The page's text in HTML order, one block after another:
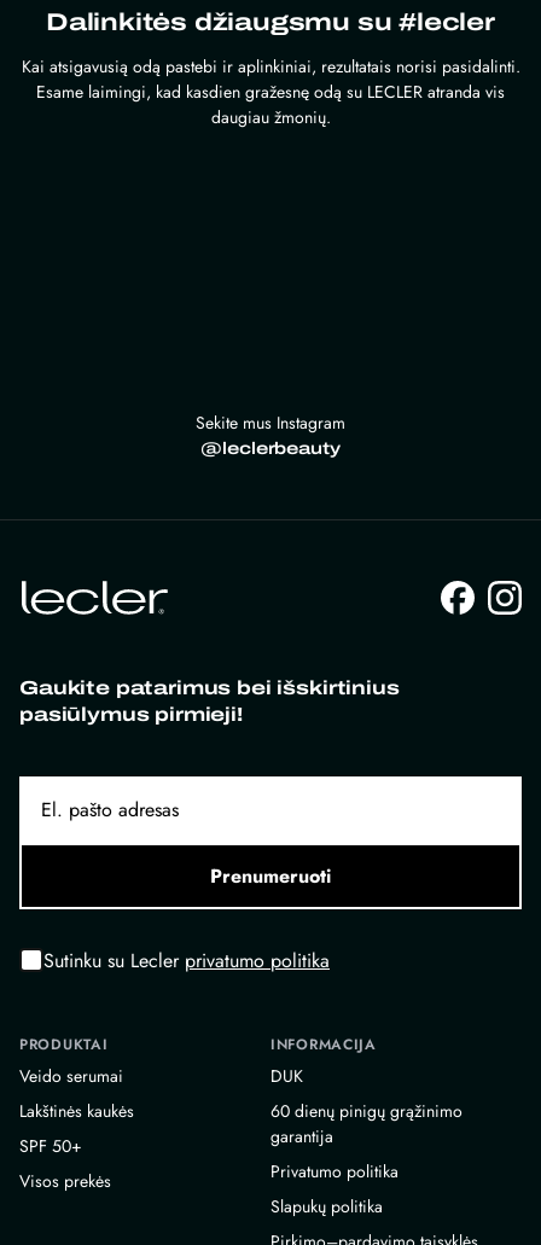
Dalinkitės džiaugsmu su #lecler
Kai atsigavusią odą pastebi ir aplinkiniai, rezultatais norisi pasidalinti.
Esame laimingi, kad kasdien gražesnę odą su LECLER atranda vis
daugiau žmonių.
Sekite mus Instagram
@leclerbeauty
Gaukite patarimus bei išskirtinius
pasiūlymus pirmieji!
Prenumeruoti
Sutinku su Lecler privatumo politika
PRODUKTAI
Veido serumai
Lakštinės kaukės
SPF 50+
Visos prekės
INFORMACIJA
DUK
60 dienų pinigų grąžinimo
garantija
Privatumo politika
Slapukų politika